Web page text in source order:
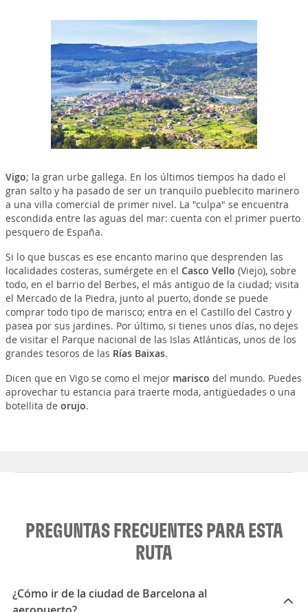
Vigo; la gran urbe gallega. En los últimos tiempos ha dado el
gran salto y ha pasado de ser un tranquilo pueblecito marinero
a una villa comercial de primer nivel. La "culpa" se encuentra
escondida entre las aguas del mar: cuenta con el primer puerto
pesquero de España.
Si lo que buscas es ese encanto marino que desprenden las
localidades costeras, sumérgete en el Casco Vello (Viejo), sobre
todo, en el barrio del Berbes, el más antiguo de la ciudad; visita
el Mercado de la Piedra, junto al puerto, donde se puede
comprar todo tipo de marisco; entra en el Castillo del Castro y
pasea por sus jardines. Por último, si tienes unos días, no dejes
de visitar el Parque nacional de las Islas Atlánticas, unos de los
grandes tesoros de las Rías Baixas.
Dicen que en Vigo se como el mejor marisco del mundo. Puedes
aprovechar tu estancia para traerte moda, antigüedades o una
botellita de orujo.
PREGUNTAS FRECUENTES PARA ESTA
RUTA
¿Cómo ir de la ciudad de Barcelona al